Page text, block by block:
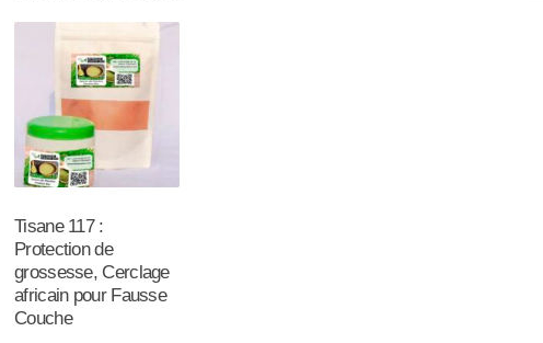
Tisane 117 :
Protection de
grossesse, Cerclage
africain pour Fausse
Couche